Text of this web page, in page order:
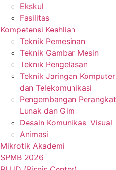
Ekskul
Fasilitas
Kompetensi Keahlian
Teknik Pemesinan
Teknik Gambar Mesin
Teknik Pengelasan
Teknik Jaringan Komputer
dan Telekomunikasi
Pengembangan Perangkat
Lunak dan Gim
Desain Komunikasi Visual
Animasi
Mikrotik Akademi
SPMB 2026